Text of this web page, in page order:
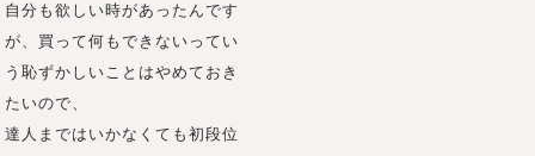
自分も欲しい時があったんです
が、買って何もできないってい
う恥ずかしいことはやめておき
たいので、
達人まではいかなくても初段位